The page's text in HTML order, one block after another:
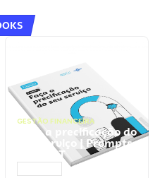
GESTÃO FINANCEIRA
Faça a precificação do
seu serviço | Prompts
ChatGPT